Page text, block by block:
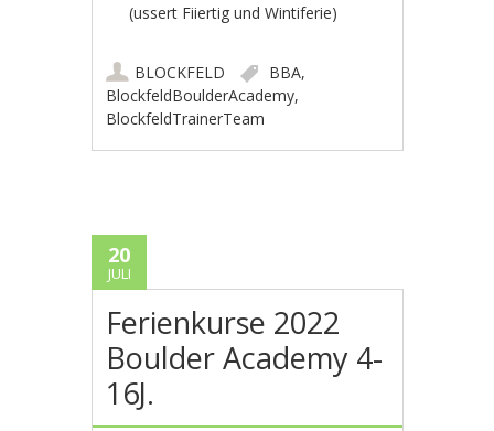
(ussert Fiiertig und Wintiferie)
BLOCKFELD BBA,
BlockfeldBoulderAcademy,
BlockfeldTrainerTeam
20
JULI
Ferienkurse 2022
Boulder Academy 4-
16J.